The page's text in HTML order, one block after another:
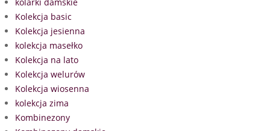
Kolekcja basic
Kolekcja jesienna
kolekcja masełko
Kolekcja na lato
Kolekcja welurów
Kolekcja wiosenna
kolekcja zima
Kombinezony